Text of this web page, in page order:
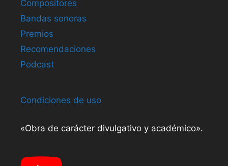
Compositores
Bandas sonoras
Premios
Recomendaciones
Podcast
Condiciones de uso
«Obra de carácter divulgativo y académico».